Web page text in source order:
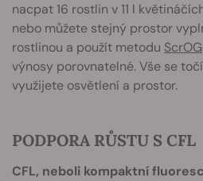
nacpat 16 rostlin v 11 l
nebo můžete stejný prostor
rostlinou a použít metodu ScrOG
výnosy porovnatelné. Vše se
využijete osvětlení a prostor.
PODPORA RŮSTU S CFL
CFL, neboli kompaktní